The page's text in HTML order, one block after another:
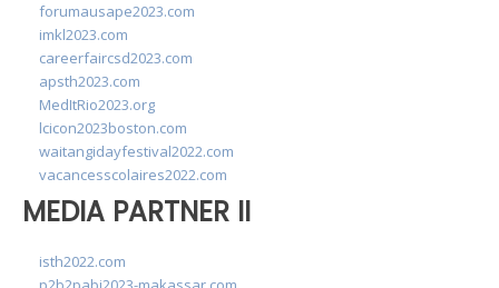
forumausape2023.com
imkl2023.com
careerfaircsd2023.com
apsth2023.com
MedItRio2023.org
lcicon2023boston.com
waitangidayfestival2022.com
vacancesscolaires2022.com
MEDIA PARTNER II
isth2022.com